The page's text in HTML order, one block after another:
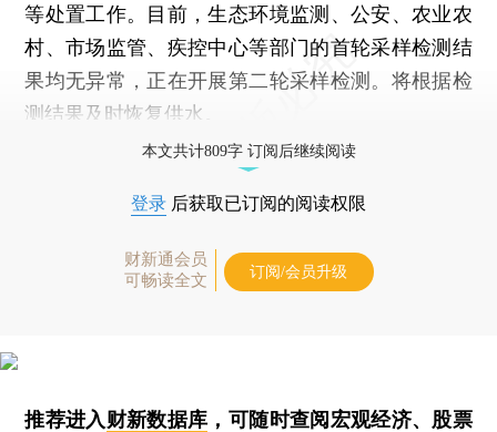
等处置工作。目前，生态环境监测、公安、农业农
村、市场监管、疾控中心等部门的首轮采样检测结
果均无异常，正在开展第二轮采样检测。将根据检
测结果及时恢复供水。
本文共计809字 订阅后继续阅读
登录 后获取已订阅的阅读权限
财新通会员
可畅读全文
订阅/会员升级
推荐进入财新数据库 ，可随时查阅宏观经济、股票